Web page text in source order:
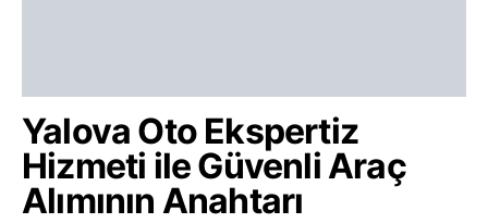
Yalova Oto Ekspertiz
Hizmeti ile Güvenli Araç
Alımının Anahtarı